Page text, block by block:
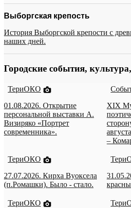
Выборгская крепость
История Выборгской крепости с
наших дней.
Городские события,
ТериОКО
01.08.2026. Открытие
персональной выставки А.
Визиряко «Портрет
современника».
XIX
–
ТериОКО
27.07.2026. Кирха Вуоксела
(п.Ромашки). Было - стало.
ТериОКО